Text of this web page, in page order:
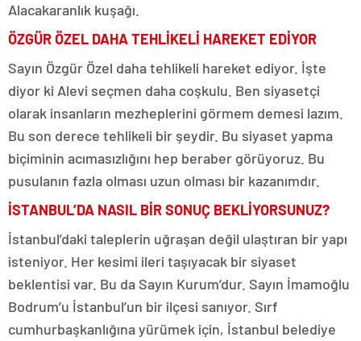
Alacakaranlık kuşağı.
ÖZGÜR ÖZEL DAHA TEHLİKELİ HAREKET EDİYOR
Sayın Özgür Özel daha tehlikeli hareket ediyor. İşte
diyor ki Alevi seçmen daha coşkulu. Ben siyasetçi
olarak insanların mezheplerini görmem demesi lazım.
Bu son derece tehlikeli bir şeydir. Bu siyaset yapma
biçiminin acımasızlığını hep beraber görüyoruz. Bu
pusulanın fazla olması uzun olması bir kazanımdır.
İSTANBUL’DA NASIL BİR SONUÇ BEKLİYORSUNUZ?
İstanbul’daki taleplerin uğraşan değil ulaştıran bir yapı
isteniyor. Her kesimi ileri taşıyacak bir siyaset
beklentisi var. Bu da Sayın Kurum’dur. Sayın İmamoğlu
Bodrum’u İstanbul’un bir ilçesi sanıyor. Sırf
cumhurbaşkanlığına yürümek için, İstanbul belediye